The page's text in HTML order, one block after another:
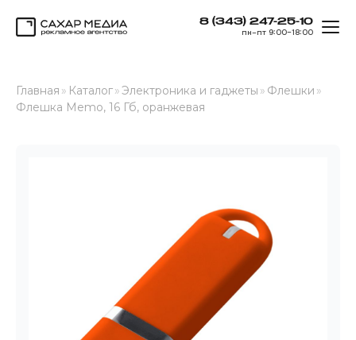
8 (343) 247-25-10
пн–пт 9:00–18:00
Главная » Каталог»Электроника и гаджеты » Флешки »
Флешка Memo, 16 Гб, оранжевая